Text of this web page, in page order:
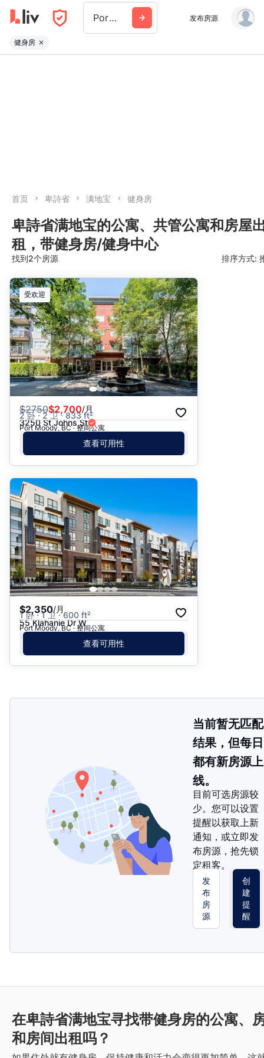
Port Moody 发布房源
健身房
首页 卑詩省 满地宝 健身房
卑詩省满地宝的公寓、共管公寓和房屋
租，带健身房/健身中心
找到2个房源 排序方式:
推荐
日期: 最新日期在前
日期: 过往日期在前
价格 - $$$ 到 $
价格 - $ 到 $$$
受欢迎
$2750$2,700/月
2 卧 · 2 卫 · 833 ft²
3250 St Johns St
Port Moody, BC · 整间公寓
查看可用性
$2,350/月
1 卧 · 1 卫 · 600 ft²
55 Klahanie Dr W
Port Moody, BC · 整间公寓
查看可用性
当前暂无匹配
结果，但每日
都有新房源上
线。
目前可选房源较
少。您可以设置
提醒以获取上新
通知，或立即发
布房源，抢先锁
定租客。
发
布
房
源
创
建
提
醒
在卑詩省满地宝寻找带健身房的公寓、
和房间出租吗？